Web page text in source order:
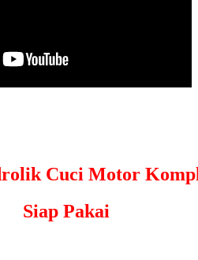
Cuci Motor
Siap Pakai